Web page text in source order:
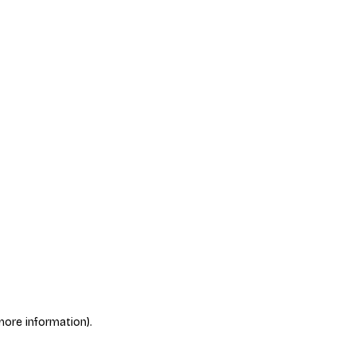
information).